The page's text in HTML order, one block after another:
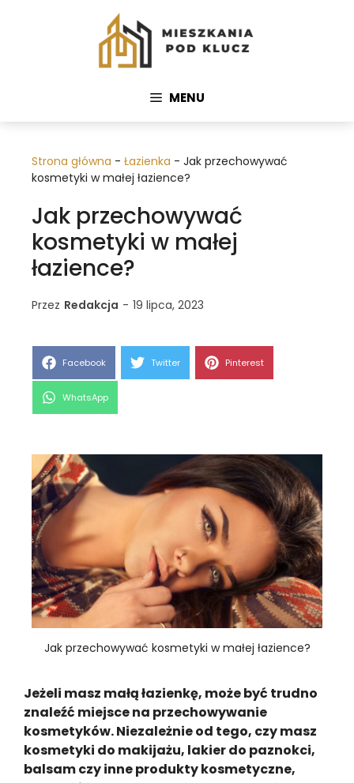
MENU
Strona główna - Łazienka - Jak przechowywać
kosmetyki w małej łazience?
Jak przechowywać
kosmetyki w małej
łazience?
Przez Redakcja - 19 lipca, 2023
Share
on
Facebook Share
on
Twitter Share
on
Pinterest
Share
on
WhatsApp
Jak przechowywać kosmetyki w małej łazience?
Jeżeli masz małą łazienkę, może być trudno
znaleźć miejsce na przechowywanie
kosmetyków. Niezależnie od tego, czy masz
kosmetyki do makijażu, lakier do paznokci,
balsam czy inne produkty kosmetyczne,